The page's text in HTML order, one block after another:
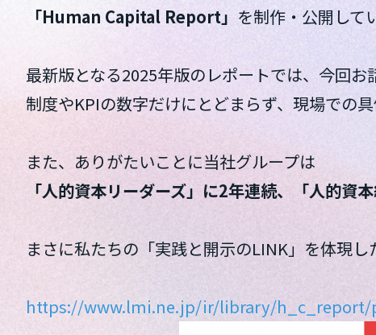
「Human Capital Report」 を制作・公開して
最新版となる2025年版のレポートでは、今回お
制度やKPIの数字だけにとどまらず、現場での
また、ありがたいことに当社グループは
「人的資本リーダーズ」に2年連続、「人的資
まさに私たちの「実践と開示のLINK」を体現
https://www.lmi.ne.jp/ir/library/h_c_report/